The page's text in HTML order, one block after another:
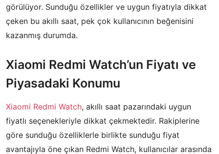
görülüyor. Sunduğu özellikler ve uygun fiyatıyla dikkat
çeken bu akıllı saat, pek çok kullanıcının beğenisini
kazanmış durumda.
Xiaomi Redmi Watch’un Fiyatı ve
Piyasadaki Konumu
Xiaomi Redmi Watch, akıllı saat pazarındaki uygun
fiyatlı seçenekleriyle dikkat çekmektedir. Rakiplerine
göre sunduğu özelliklerle birlikte sunduğu fiyat
avantajıyla öne çıkan Redmi Watch, kullanıcılar arasında